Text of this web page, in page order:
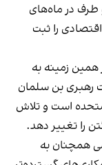
طرف در ماه‌های
را ثبت
همین زمینه به
رهبری بن سلمان
متحده است و تلاش
را تغییر دهد.
همچنان به